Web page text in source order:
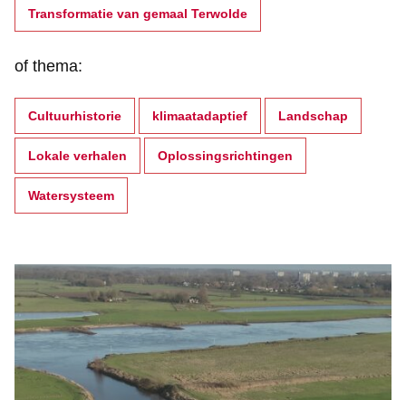
Transformatie van gemaal Terwolde
of thema:
Cultuurhistorie klimaatadaptief Landschap
Lokale verhalen Oplossingsrichtingen
Watersysteem